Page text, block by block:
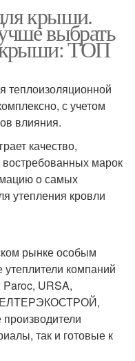
крыши.
выбрать
крыши: ТОП
теплоизоляционной
с учетом
влияния.
качество,
востребованных марок
о самых
утепления кровли
рынке особым
компаний
URSA,
так и готовые к